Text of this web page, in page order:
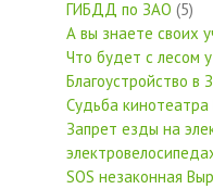
ГИБДД по ЗАО (5)
А вы знаете своих
Что будет с лесом
Благоустройство в
Судьба кинотеатра
Запрет езды на
SOS незаконная